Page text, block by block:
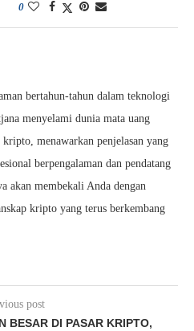
0
bertahun-tahun dalam teknologi
menyelami dunia mata uang
menawarkan penjelasan yang
berpengalaman dan pendatang
akan membekali Anda dengan
kripto yang terus berkembang
post
BESAR DI PASAR KRIPTO,